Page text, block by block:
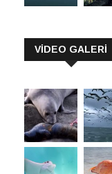
VİDEO GALERİ